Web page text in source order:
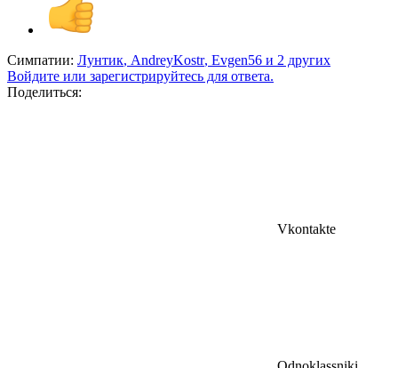
Симпатии: Лунтик, AndreyKostr, Evgen56 и 2 других
Войдите или зарегистрируйтесь для ответа.
Поделиться:
Vkontakte